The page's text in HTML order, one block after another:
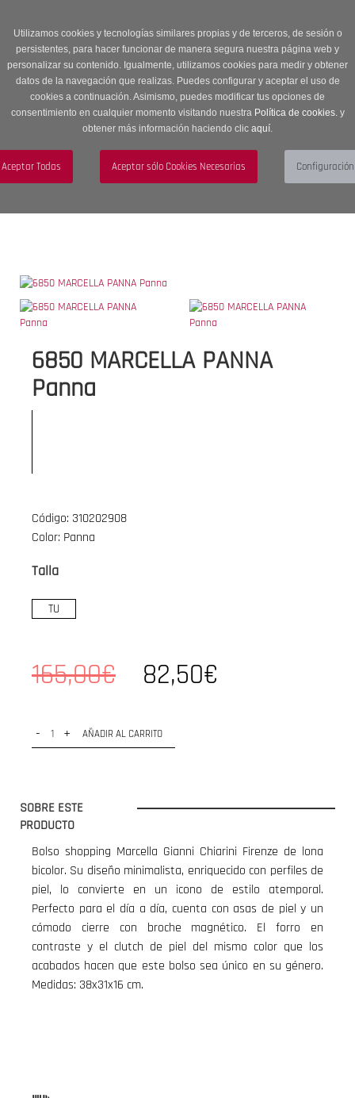
Utilizamos cookies y tecnologías similares propias y de terceros, de sesión o
persistentes, para hacer funcionar de manera segura nuestra página web y
personalizar su contenido. Igualmente, utilizamos cookies para medir y obtener
datos de la navegación que realizas. Puedes configurar y aceptar el uso de
cookies a continuación. Asimismo, puedes modificar tus opciones de
consentimiento en cualquier momento visitando nuestra Política de cookies.y
obtener más información haciendo clic aquí.
descuento en Sección OUTLET con código OUTLET20
navigation
Menú
6850 MARCELLA PANNA
Panna
Código: 310202908
Color: Panna
Talla
TU
165,00€ 82,50€
- + AÑADIR AL CARRITO
SOBRE ESTE
PRODUCTO
Bolso shopping Marcella Gianni Chiarini Firenze de lona
bicolor. Su diseño minimalista, enriquecido con perfiles de
piel, lo convierte en un icono de estilo atemporal.
Perfecto para el día a día, cuenta con asas de piel y un
cómodo cierre con broche magnético. El forro en
contraste y el clutch de piel del mismo color que los
acabados hacen que este bolso sea único en su género.
Medidas: 38x31x16 cm.